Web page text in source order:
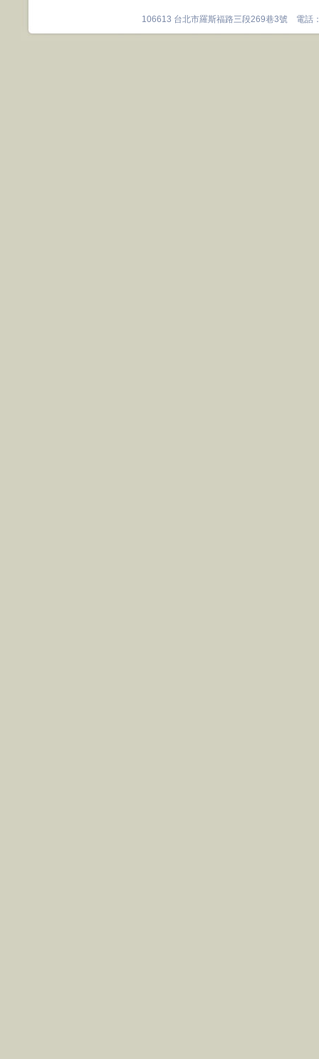
106613 台北市羅斯福路三段269巷3號 電